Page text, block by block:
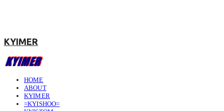
KYIMER
HOME
ABOUT
KYIMER
=KYISHOO=